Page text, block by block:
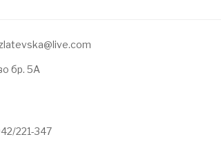
бр. 5А
221-347